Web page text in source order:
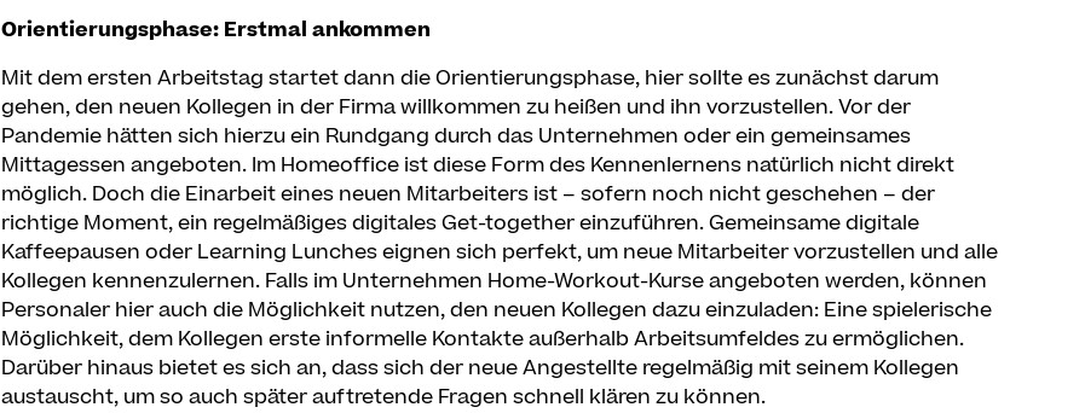
Orientierungsphase: Erstmal ankommen
Mit dem ersten Arbeitstag startet dann die Orientierungsphase, hier sollte es zunächst darum
gehen, den neuen Kollegen in der Firma willkommen zu heißen und ihn vorzustellen. Vor der
Pandemie hätten sich hierzu ein Rundgang durch das Unternehmen oder ein gemeinsames
Mittagessen angeboten. Im Homeoffice ist diese Form des Kennenlernens natürlich nicht direkt
möglich. Doch die Einarbeit eines neuen Mitarbeiters ist – sofern noch nicht geschehen – der
richtige Moment, ein regelmäßiges digitales Get-together einzuführen. Gemeinsame digitale
Kaffeepausen oder Learning Lunches eignen sich perfekt, um neue Mitarbeiter vorzustellen und alle
Kollegen kennenzulernen. Falls im Unternehmen Home-Workout-Kurse angeboten werden, können
Personaler hier auch die Möglichkeit nutzen, den neuen Kollegen dazu einzuladen: Eine spielerische
Möglichkeit, dem Kollegen erste informelle Kontakte außerhalb Arbeitsumfeldes zu ermöglichen.
Darüber hinaus bietet es sich an, dass sich der neue Angestellte regelmäßig mit seinem Kollegen
austauscht, um so auch später auftretende Fragen schnell klären zu können.